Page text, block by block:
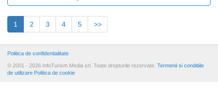
1 (current)
2 3 4 5 >>
Politica de confidentialitate
© 2001 - 2026 InfoTurism Media srl. Toate drepturile rezervate. Termenii si conditiile
de utilizare Politica de cookie